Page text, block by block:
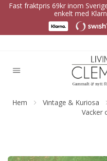
Fast fraktpris 69kr inom
enkelt med
Hem Vintage & Kuriosa
Vacker